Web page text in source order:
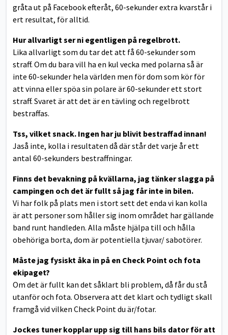
gråta ut på Facebook efteråt, 60-sekunder extra kvarstår i
ert resultat, för alltid.
Hur allvarligt ser ni egentligen på regelbrott.
Lika allvarligt som du tar det att få 60-sekunder som
straff. Om du bara vill ha en kul vecka med polarna så är
inte 60-sekunder hela världen men för dom som kör för
att vinna eller spöa sin polare är 60-sekunder ett stort
straff. Svaret är att det är en tävling och regelbrott
bestraffas.
Tss, vilket snack. Ingen har ju blivit bestraffad innan!
Jaså inte, kolla i resultaten då där står det varje år ett
antal 60-sekunders bestraffningar.
Finns det bevakning på kvällarna, jag tänker slagga på
campingen och det är fullt så jag får inte in bilen.
Vi har folk på plats men i stort sett det enda vi kan kolla
är att personer som håller sig inom området har gällande
band runt handleden. Alla måste hjälpa till och hålla
obehöriga borta, dom är potentiella tjuvar/ sabotörer.
Måste jag fysiskt åka in på en Check Point och fota
ekipaget?
Om det är fullt kan det såklart bli problem, då får du stå
utanför och fota. Observera att det klart och tydligt skall
framgå vid vilken Check Point du är/fotar.
Jockes tuner kopplar upp sig till hans bils dator för att